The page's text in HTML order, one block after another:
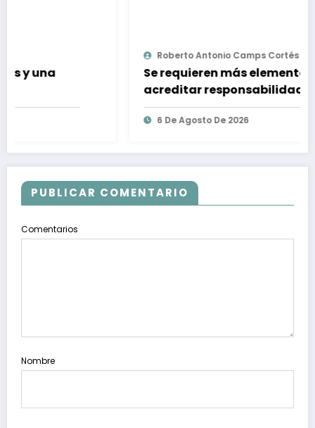
Roberto Antonio Camps Cortés 0
Se requieren más elementos para
acreditar responsabilidad de Ángel
Aguirre por desaparición de videos:
Ángela Buitrago
6 De Agosto De 2026
PUBLICAR COMENTARIO
Comentarios
Nombre